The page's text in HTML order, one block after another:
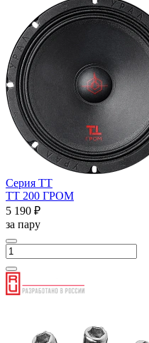
Серия ТТ
ТТ 200 ГРОМ
5 190 ₽
за пару